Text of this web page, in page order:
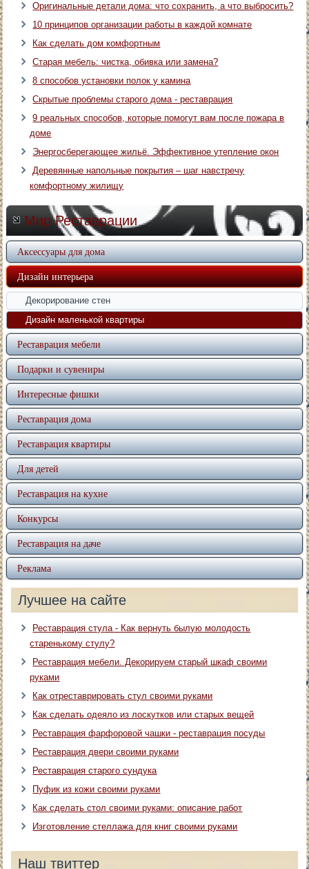
Оригинальные детали дома: что сохранить, а что выбросить?
10 принципов организации работы в каждой комнате
Как сделать дом комфортным
Старая мебель: чистка, обивка или замена?
8 способов установки полок у камина
Скрытые проблемы старого дома - реставрация
9 реальных способов, которые помогут вам после пожара в
доме
Энергосберегающее жильё. Эффективное утепление окон
Деревянные напольные покрытия – шаг навстречу
комфортному жилищу
Мир Реставрации
Аксессуары для дома
Дизайн интерьера
Декорирование стен
Дизайн маленькой квартиры
Реставрация мебели
Подарки и сувениры
Интересные фишки
Реставрация дома
Реставрация квартиры
Для детей
Реставрация на кухне
Конкурсы
Реставрация на даче
Реклама
Лучшее на сайте
Реставрация стула - Как вернуть былую молодость
старенькому стулу?
Реставрация мебели. Декорируем старый шкаф своими
руками
Как отреставрировать стул своими руками
Как сделать одеяло из лоскутков или старых вещей
Реставрация фарфоровой чашки - реставрация посуды
Реставрация двери своими руками
Реставрация старого сундука
Пуфик из кожи своими руками
Как сделать стол своими руками: описание работ
Изготовление стеллажа для книг своими руками
Наш твиттер